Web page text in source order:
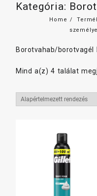
Kategória:
Home
Borotvahab/borotvagél
Mind a(z) 4 találat